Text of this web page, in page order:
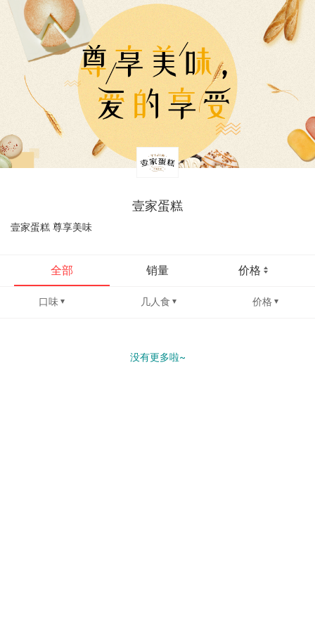
壹家蛋糕
壹家蛋糕 尊享美味
全部 销量 价格
口味 几人食 价格
没有更多啦~